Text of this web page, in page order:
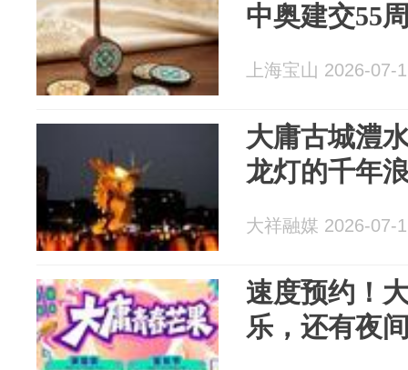
中奥建交55
上海宝山 2026-07-
大庸古城澧
龙灯的千年
大祥融媒 2026-07-
速度预约！
乐，还有夜